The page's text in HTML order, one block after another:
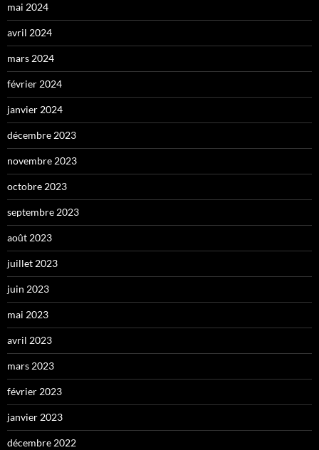
mai 2024
avril 2024
mars 2024
février 2024
janvier 2024
décembre 2023
novembre 2023
octobre 2023
septembre 2023
août 2023
juillet 2023
juin 2023
mai 2023
avril 2023
mars 2023
février 2023
janvier 2023
décembre 2022